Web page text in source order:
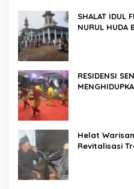
SHALAT IDUL
NURUL HUDA
RESIDENSI
Helat
Revitalisasi